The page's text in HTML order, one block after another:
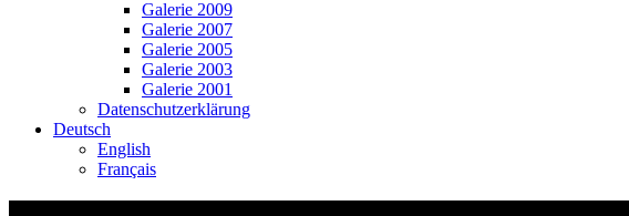
Galerie 2009
Galerie 2007
Galerie 2005
Galerie 2003
Galerie 2001
Datenschutzerklärung
Deutsch
English
Français